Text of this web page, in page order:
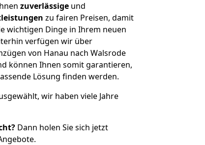
zuverlässige und
zu fairen Preisen, damit
wichtigen Dinge in Ihrem neuen
verfügen wir über
von Hanau nach Walsrode
können Ihnen somit garantieren,
Lösung finden werden.
wir haben viele Jahre
Dann holen Sie sich jetzt